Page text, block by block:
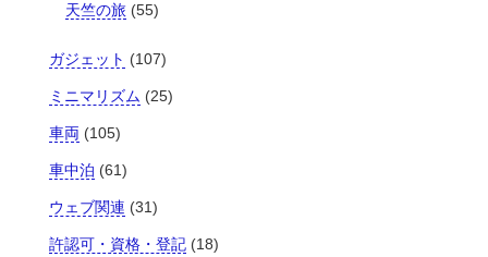
天竺の旅(55)
ガジェット (107)
ミニマリズム (25)
車両 (105)
車中泊 (61)
ウェブ関連 (31)
許認可・資格・登記(18)